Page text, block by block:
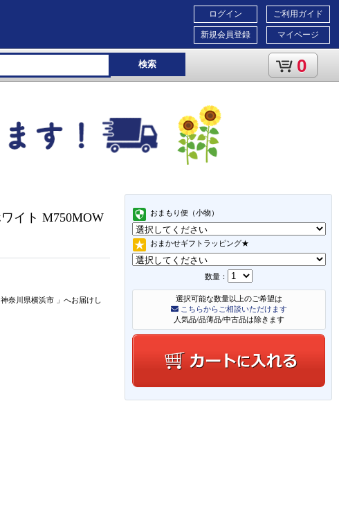
ご利用ガイド
マイページ
ログイン
新規会員登録
検索 0
おまもり便（小物）
おまかせギフトラッピング★
数量：
選択可能な数量以上のご希望は
こちらからご相談いただけます
人気品/品薄品/中古品は除きます
イト M750MOW
神奈川県横浜市 」 へお届けし